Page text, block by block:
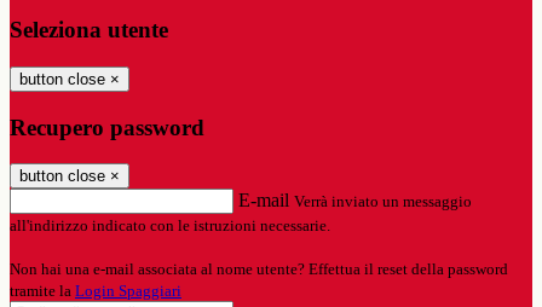
Seleziona utente
button close ×
Recupero password
button close ×
E-mail Verrà inviato un messaggio
all'indirizzo indicato con le istruzioni necessarie.
Non hai una e-mail associata al nome utente? Effettua il reset della password
tramite la Login Spaggiari